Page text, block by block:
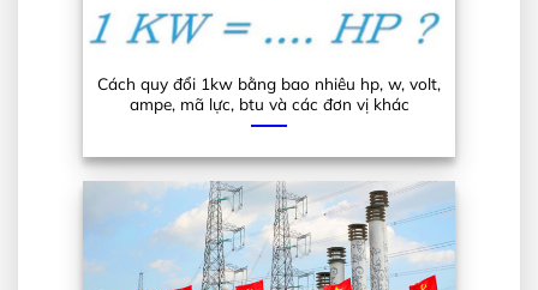
Cách quy đổi 1kw bằng bao nhiêu hp, w, volt,
ampe, mã lực, btu và các đơn vị khác